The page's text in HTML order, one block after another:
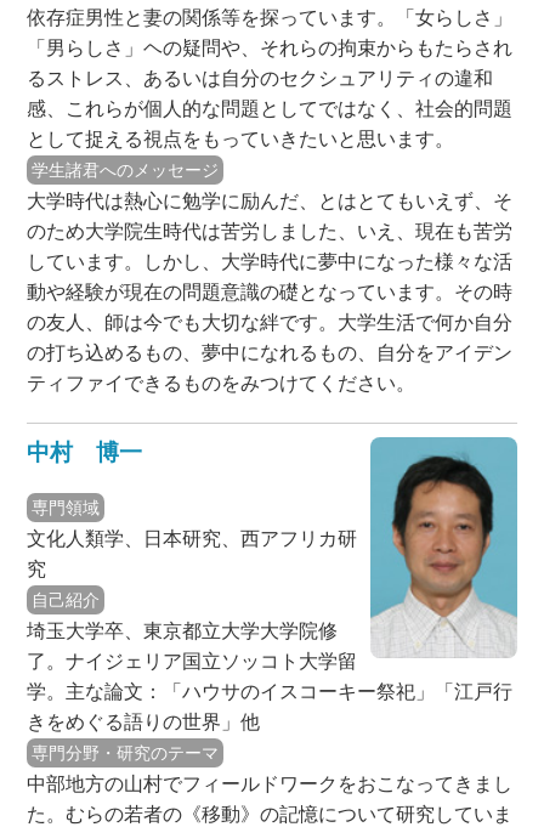
依存症男性と妻の関係等を探っています。「女らしさ」
「男らしさ」ヘの疑問や、それらの拘束からもたらされ
るストレス、あるいは自分のセクシュアリティの違和
感、これらが個人的な問題としてではなく、社会的問題
として捉える視点をもっていきたいと思います。
学生諸君へのメッセージ
大学時代は熱心に勉学に励んだ、とはとてもいえず、そ
のため大学院生時代は苦労しました、いえ、現在も苦労
しています。しかし、大学時代に夢中になった様々な活
動や経験が現在の問題意識の礎となっています。その時
の友人、師は今でも大切な絆です。大学生活で何か自分
の打ち込めるもの、夢中になれるもの、自分をアイデン
ティファイできるものをみつけてください。
中村 博一
専門領域
文化人類学、日本研究、西アフリカ研
究
自己紹介
埼玉大学卒、東京都立大学大学院修
了。ナイジェリア国立ソッコト大学留
学。主な論文：「ハウサのイスコーキー祭祀」「江戸行
きをめぐる語りの世界」他
専門分野・研究のテーマ
中部地方の山村でフィールドワークをおこなってきまし
た。むらの若者の《移動》の記憶について研究していま